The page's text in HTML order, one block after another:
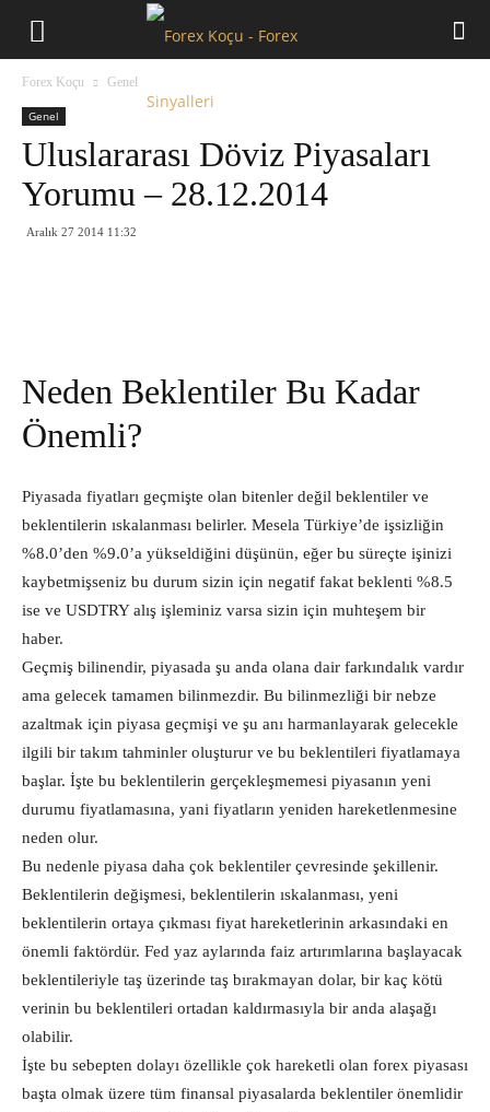
Forex Koçu Genel
Genel
Uluslararası Döviz Piyasaları
Yorumu – 28.12.2014
Aralık 27 2014 11:32
Neden Beklentiler Bu Kadar
Önemli?
Piyasada fiyatları geçmişte olan bitenler değil beklentiler ve
beklentilerin ıskalanması belirler. Mesela Türkiye’de işsizliğin
%8.0’den %9.0’a yükseldiğini düşünün, eğer bu süreçte işinizi
kaybetmişseniz bu durum sizin için negatif fakat beklenti %8.5
ise ve USDTRY alış işleminiz varsa sizin için muhteşem bir
haber.
Geçmiş bilinendir, piyasada şu anda olana dair farkındalık vardır
ama gelecek tamamen bilinmezdir. Bu bilinmezliği bir nebze
azaltmak için piyasa geçmişi ve şu anı harmanlayarak gelecekle
ilgili bir takım tahminler oluşturur ve bu beklentileri fiyatlamaya
başlar. İşte bu beklentilerin gerçekleşmemesi piyasanın yeni
durumu fiyatlamasına, yani fiyatların yeniden hareketlenmesine
neden olur.
Bu nedenle piyasa daha çok beklentiler çevresinde şekillenir.
Beklentilerin değişmesi, beklentilerin ıskalanması, yeni
beklentilerin ortaya çıkması fiyat hareketlerinin arkasındaki en
önemli faktördür. Fed yaz aylarında faiz artırımlarına başlayacak
beklentileriyle taş üzerinde taş bırakmayan dolar, bir kaç kötü
verinin bu beklentileri ortadan kaldırmasıyla bir anda alaşağı
olabilir.
İşte bu sebepten dolayı özellikle çok hareketli olan forex piyasası
başta olmak üzere tüm finansal piyasalarda beklentiler önemlidir